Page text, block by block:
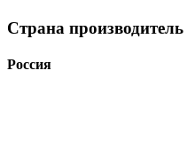
Страна производитель
Россия